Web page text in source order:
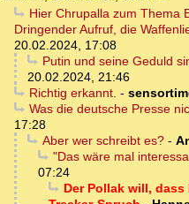
Hier Chrupalla zum Thema
Dringender Aufruf, die
20.02.2024, 17:08
Putin und seine Geduld
20.02.2024, 21:46
Richtig erkannt. -
Was die deutsche Presse
17:28
Aber wer schreibt es?-
"Das wäre mal
07:24
Der Pollak will,